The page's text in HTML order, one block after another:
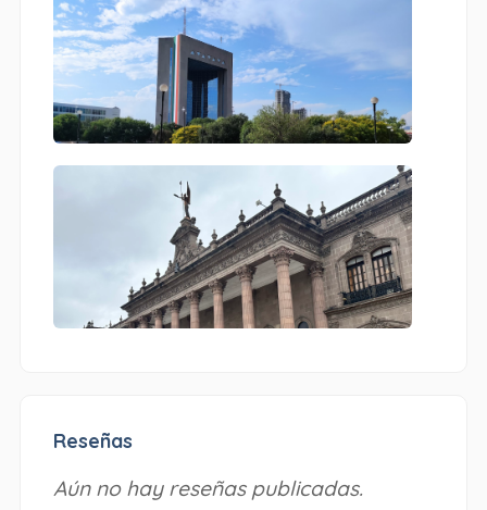
Reseñas
Aún no hay reseñas publicadas.